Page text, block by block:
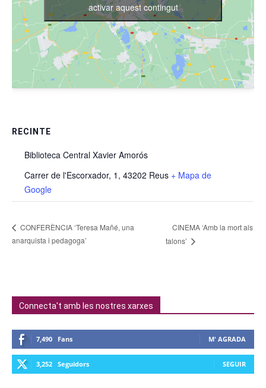
RECINTE
Biblioteca Central Xavier Amorós
Carrer de l'Escorxador, 1, 43202 Reus + Mapa de
Google
activar aquest contingut
CONFERÈNCIA ‘Teresa Mañé, una
anarquista i pedagoga’
CINEMA ‘Amb la mort als
talons’
Connecta't amb les nostres xarxes
7,490 Fans M' AGRADA
3,252 Seguidors SEGUIR